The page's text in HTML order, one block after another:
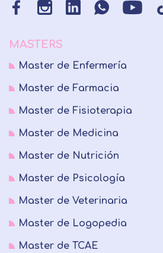
MASTERS
Master de Enfermería
Master de Farmacia
Master de Fisioterapia
Master de Medicina
Master de Nutrición
Master de Psicología
Master de Veterinaria
Master de Logopedia
Master de TCAE